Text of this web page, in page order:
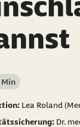
weniger als
Min
Lea Roland
Dr.